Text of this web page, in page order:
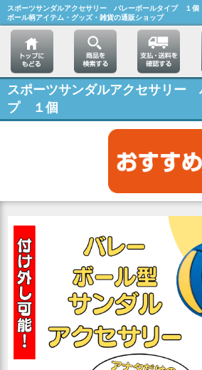
スポーツサンダルアクセサリー バレーボールタイプ １個
ボール柄アイテム・グッズ・雑貨の通販ショップ
スポーツサンダルアクセサリー
プ １個